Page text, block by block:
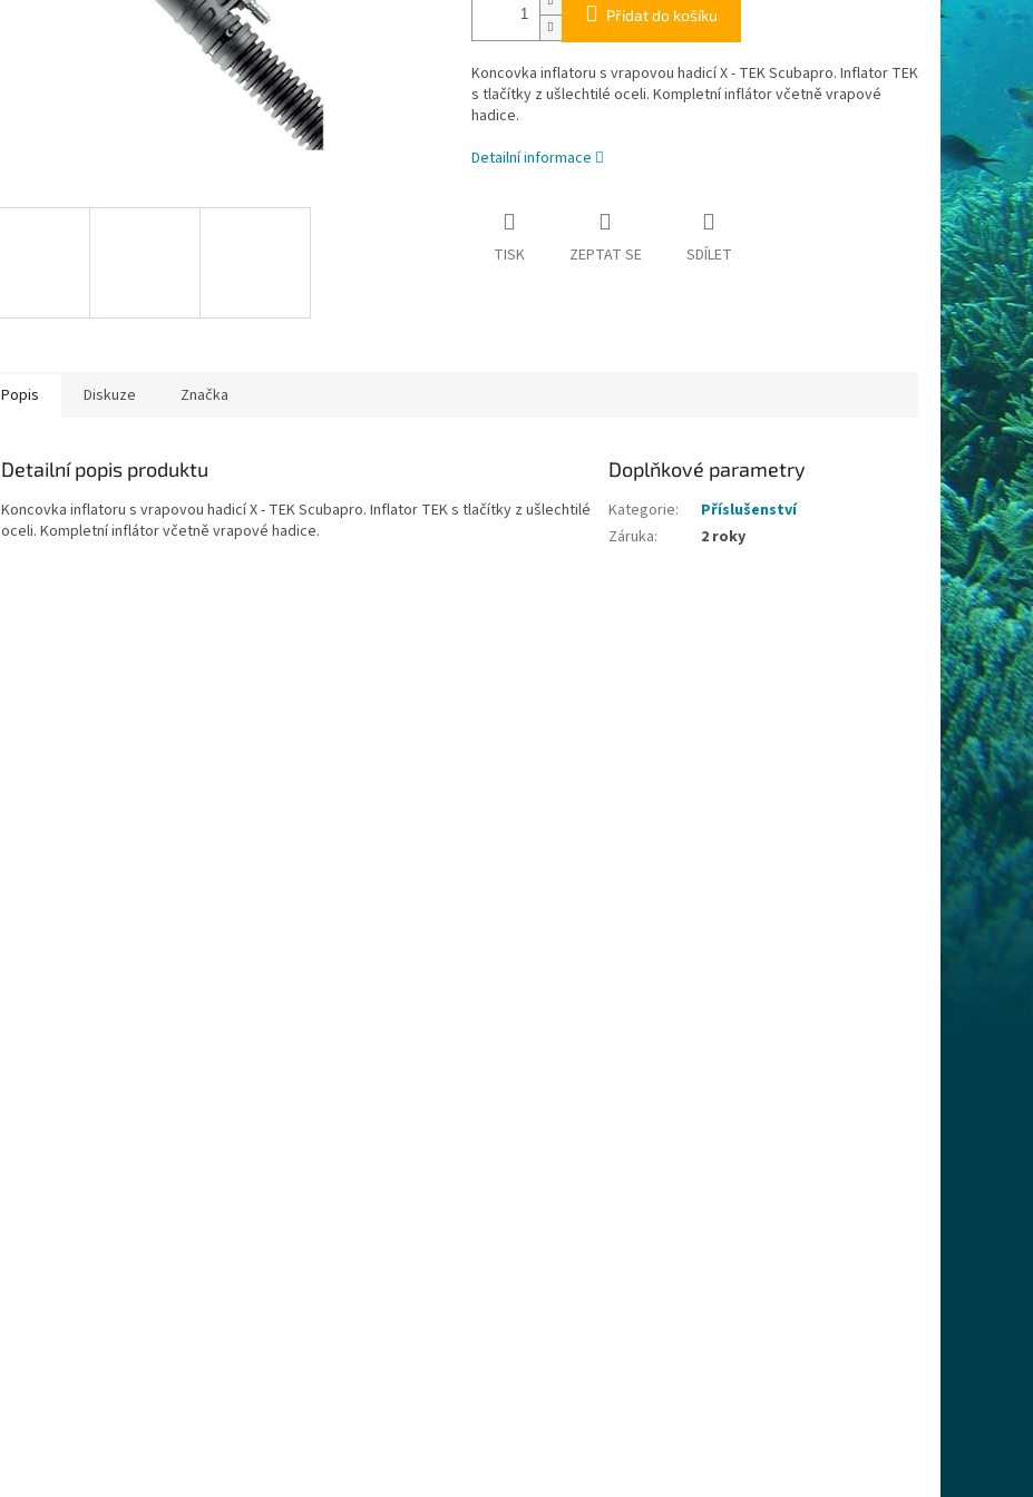
Přidat do košíku
Koncovka inflatoru s vrapovou hadicí X - TEK Scubapro. Inflator TEK
s tlačítky z ušlechtilé oceli. Kompletní inflátor včetně vrapové
hadice.
Detailní informace
TISK ZEPTAT SE SDÍLET
Popis Diskuze Značka
Detailní popis produktu
Koncovka inflatoru s vrapovou hadicí X - TEK Scubapro. Inflator TEK s tlačítky z ušlechtilé
oceli. Kompletní inflátor včetně vrapové hadice.
Doplňkové parametry
Kategorie:
Příslušenství
Záruka: 2 roky